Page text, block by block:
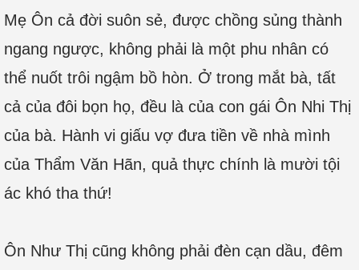
Mẹ Ôn cả đời suôn sẻ, được chồng sủng thành
ngang ngược, không phải là một phu nhân có
thể nuốt trôi ngậm bồ hòn. Ở trong mắt bà, tất
cả của đôi bọn họ, đều là của con gái Ôn Nhi Thị
của bà. Hành vi giấu vợ đưa tiền về nhà mình
của Thẩm Văn Hãn, quả thực chính là mười tội
ác khó tha thứ!
Ôn Như Thị cũng không phải đèn cạn dầu, đêm